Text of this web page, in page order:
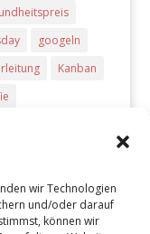
wir Technologien
und/oder darauf
können wir
googeln
Kanban
Radio
Trello
TV